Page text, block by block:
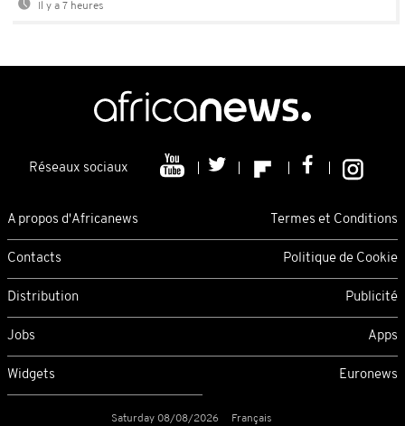
Il y a 7 heures
Réseaux sociaux
A propos d'Africanews Termes et Conditions
Contacts Politique de Cookie
Distribution Publicité
Jobs Apps
Widgets Euronews
Saturday 08/08/2026